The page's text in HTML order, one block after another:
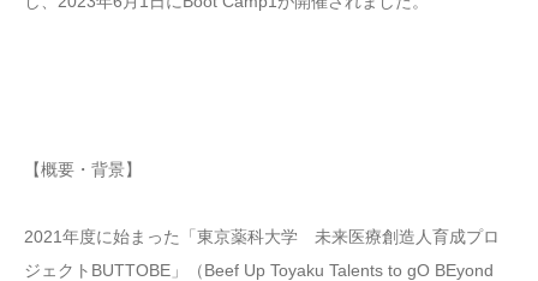
【概要・背景】
2021年度に始まった「東京薬科大学 未来医療創造人育成プロ
ジェクトBUTTOBE」（Beef Up Toyaku Talents to gO BEyond